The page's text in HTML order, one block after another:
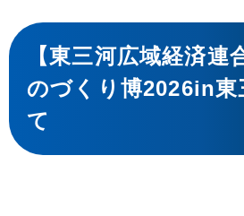
本
文
【東三河広域経済連
のづくり博2026in東
て